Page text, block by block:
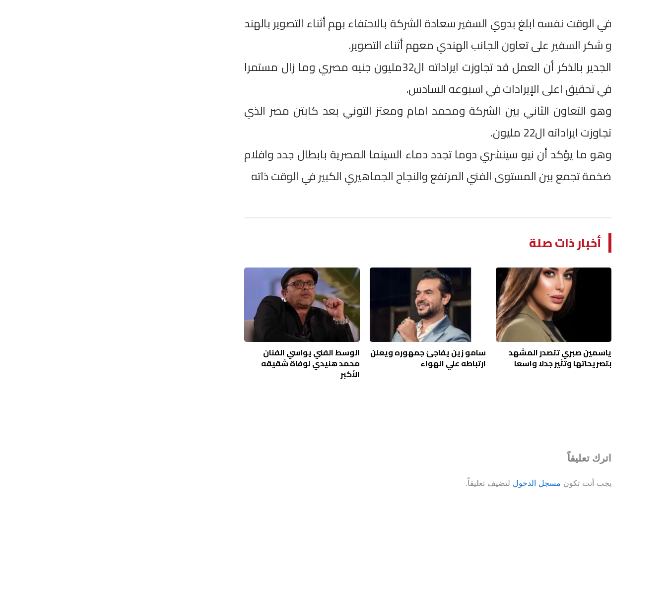
في الوقت نفسه ابلغ بدوي السفير سعادة الشركة بالاحتفاء بهم أثناء التصوير بالهند
و شكر السفير على تعاون الجانب الهندي معهم أثناء التصوير.
الجدير بالذكر أن العمل قد تجاوزت ايراداته ال32مليون جنيه مصري وما زال مستمرا
في تحقيق اعلى الإيرادات في اسبوعه السادس.
وهو التعاون الثاني بين الشركة ومحمد امام ومعتز التوني بعد كابتن مصر الذي
تجاوزت ايراداته ال22 مليون.
وهو ما يؤكد أن نيو سينشري دوما تجدد دماء السينما المصرية بابطال جدد وافلام
ضخمة تجمع بين المستوى الفني المرتفع والنجاح الجماهيري الكبير في الوقت ذاته
أخبار ذات صلة
ياسمين صبري تتصدر المشهد
بتصريحاتها وتثير جدلا واسعا
سامو زين يفاجئ جمهوره ويعلن
ارتباطه علي الهواء
الوسط الفني يواسي الفنان
محمد هنيدي لوفاة شقيقه
الأكبر
اترك تعليقاً
يجب أنت تكون مسجل الدخول لتضيف تعليقاً.